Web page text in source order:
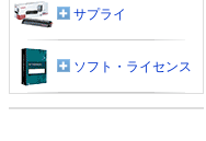
サプライ
ソフト・ライセンス